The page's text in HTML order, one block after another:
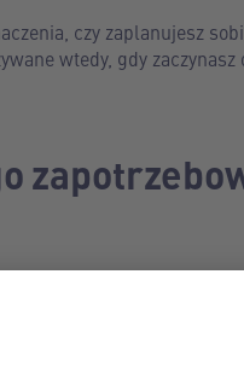
czy zaplanujesz
wtedy, gdy zaczynasz
do
wpływ na nią ma
kalorii musisz
dostępnych w sieci.